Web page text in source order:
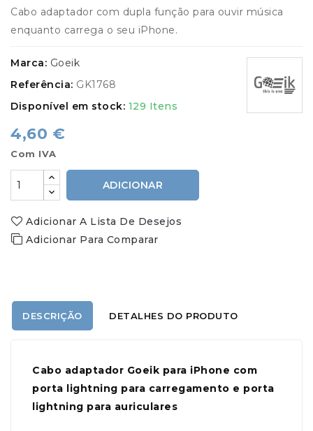
Cabo adaptador com dupla função para ouvir música
enquanto carrega o seu iPhone.
Marca: Goeik
Referência: GK1768
Disponível em stock: 129 Itens
4,60 €
Com IVA
ADICIONAR
Adicionar A Lista De Desejos
Adicionar Para Comparar
DESCRIÇÃO DETALHES DO PRODUTO
Cabo adaptador Goeik para iPhone com
porta lightning para carregamento e porta
lightning para auriculares